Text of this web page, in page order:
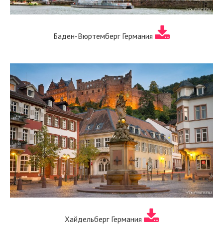
Баден-Вюртемберг Германия
Хайдельберг Германия